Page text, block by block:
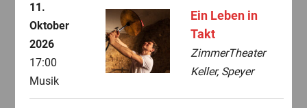
11.
Oktober
2026
17:00
Musik
Ein Leben in
Takt
ZimmerTheater
Keller, Speyer